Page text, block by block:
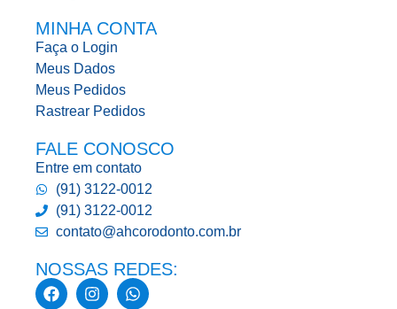
MINHA CONTA
Faça o Login
Meus Dados
Meus Pedidos
Rastrear Pedidos
FALE CONOSCO
Entre em contato
(91) 3122-0012
(91) 3122-0012
contato@ahcorodonto.com.br
NOSSAS REDES: